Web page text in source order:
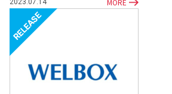
2023.07.14 MORE
リリース